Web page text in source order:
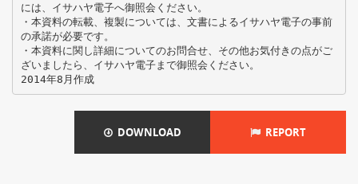
には、イサハヤ電子へ御照会ください。
・本資料の転載、複製については、文書によるイサハヤ電子の事前
の承諾が必要です。
・本資料に関し詳細についてのお問合せ、その他お気付きの点がご
ざいましたら、イサハヤ電子まで御照会ください。
2014年8月作成
DOWNLOAD REPORT